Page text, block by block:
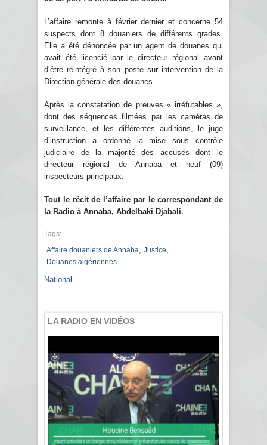
L’affaire remonte à février dernier et concerne 54
suspects dont 8 douaniers de différents grades.
Elle a été dénoncée par un agent de douanes qui
avait été licencié par le directeur régional avant
d’être réintégré à son poste sur intervention de la
Direction générale des douanes.
Après la constatation de preuves « irréfutables »,
dont des séquences filmées par les caméras de
surveillance, et les différentes auditions, le juge
d’instruction a ordonné la mise sous contrôle
judiciaire de la majorité des accusés dont le
directeur régional de Annaba et neuf (09)
inspecteurs principaux.
Tout le récit de l’affaire par le correspondant de
la Radio à Annaba, Abdelbaki Djabali.
Tags:
Affaire douaniers de Annaba
Justice
Douanes algériennes
National
LA RADIO EN VIDÉOS